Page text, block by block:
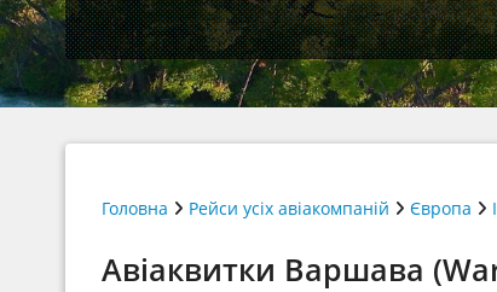
Головна Рейси усіх авіакомпаній Європа
Авіаквитки Варшава